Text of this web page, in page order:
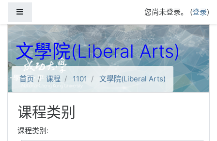
您尚未登录。 (登录)
文學院(Liberal Arts)
首页 课程 1101 文學院(Liberal Arts)
课程类别
课程类别: